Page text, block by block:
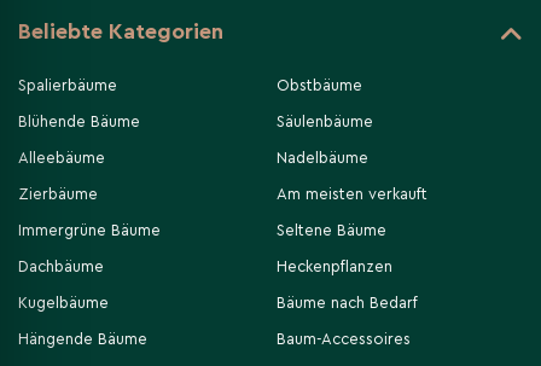
Beliebte Kategorien
Spalierbäume
Blühende Bäume
Alleebäume
Zierbäume
Immergrüne Bäume
Dachbäume
Kugelbäume
Hängende Bäume
Obstbäume
Säulenbäume
Nadelbäume
Am meisten verkauft
Seltene Bäume
Heckenpflanzen
Bäume nach Bedarf
Baum-Accessoires